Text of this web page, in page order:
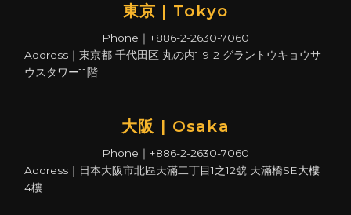
東京 | Tokyo
Phone｜+886-2-2630-7060
Address｜東京都 千代田区 丸の内1-9-2 グラントウキョウサ
ウスタワー11階
大阪 | Osaka
Phone｜+886-2-2630-7060
Address｜日本大阪市北區天滿二丁目1之12號 天滿橋SE大樓
4樓